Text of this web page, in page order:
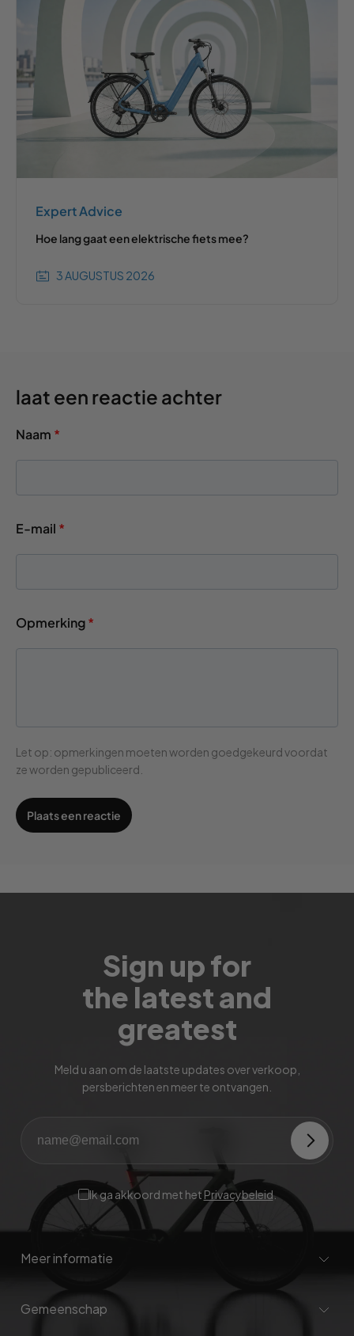
Expert Advice
Hoe lang gaat een elektrische fiets mee?
3 AUGUSTUS 2026
laat een reactie achter
Naam *
E-mail *
Opmerking*
Let op: opmerkingen moeten worden goedgekeurd voordat
ze worden gepubliceerd.
Sign up for
the latest and
greatest
Meld u aan om de laatste updates over verkoop,
persberichten en meer te ontvangen.
Ik ga akkoord met hetPrivacybeleid.
Meer informatie
Gemeenschap